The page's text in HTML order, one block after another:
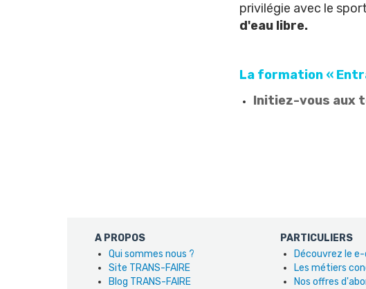
privilégie avec le
d'eau libre.
La formation «
Initiez-vous aux
A PROPOS
Qui sommes nous ?
Site TRANS-FAIRE
Blog TRANS-FAIRE
PARTICULIERS
Découvrez le
Les métiers
Nos offres